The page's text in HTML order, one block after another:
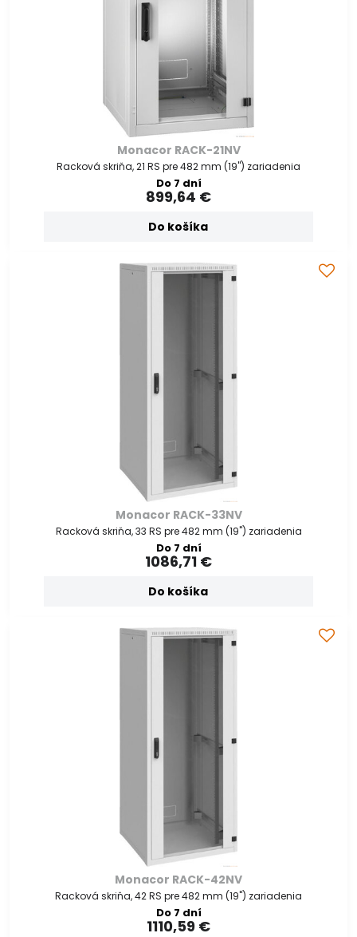
Monacor RACK-21NV
Racková skriňa, 21 RS pre 482 mm (19") zariadenia
Do 7 dní
899,64 €
Do košíka
Monacor RACK-33NV
Racková skriňa, 33 RS pre 482 mm (19") zariadenia
Do 7 dní
1086,71 €
Do košíka
Monacor RACK-42NV
Racková skriňa, 42 RS pre 482 mm (19") zariadenia
Do 7 dní
1110,59 €